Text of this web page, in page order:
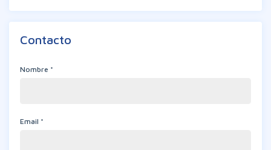
Contacto
Nombre *
Email *